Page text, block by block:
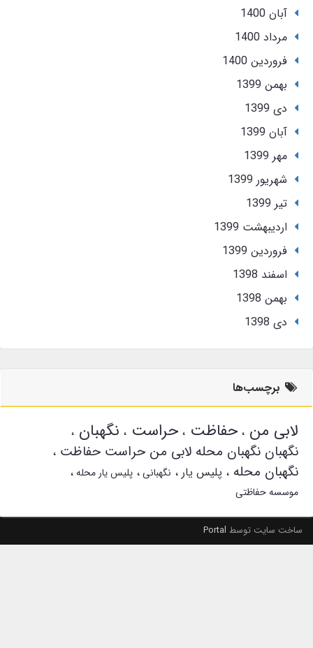
آبان 1400
مرداد 1400
فروردین 1400
بهمن 1399
دی 1399
آبان 1399
مهر 1399
شهریور 1399
تير 1399
ارديبهشت 1399
فروردین 1399
اسفند 1398
بهمن 1398
دی 1398
برچسب‌ها
لابی من حفاظت حراست نگهبان
نگهبان نگهبان محله لابی من حراست حفاظت
نگهبان محله پلیس یار نگهبانی پلیس یار محله
موسسه حفاظتی
ساخت سایت توسطPortal